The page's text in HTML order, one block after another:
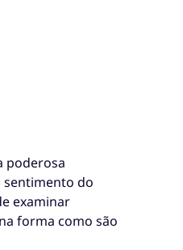
poderosa
sentimento do
examinar
forma como são